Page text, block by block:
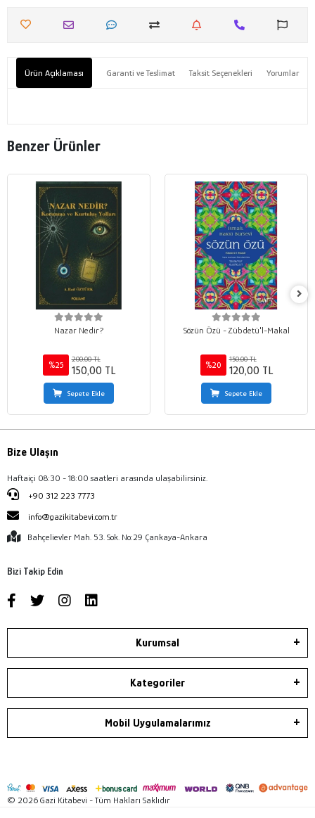
Ürün Açıklaması Garanti ve Teslimat Taksit Seçenekleri Yorumlar
Benzer Ürünler
Nazar Nedir?
%25
200,00 TL
150,00 TL
Sepete Ekle
Sözün Özü - Zübdetü'l-Makal
%20
150,00 TL
120,00 TL
Sepete Ekle
Bize Ulaşın
Haftaiçi 08:30 - 18:00 saatleri arasında ulaşabilirsiniz.
+90 312 223 7773
info@gazikitabevi.com.tr
Bahçelievler Mah. 53. Sok. No:29 Çankaya-Ankara
Bizi Takip Edin
Kurumsal
Kategoriler
Mobil Uygulamalarımız
© 2026 Gazi Kitabevi - Tüm Hakları Saklıdır